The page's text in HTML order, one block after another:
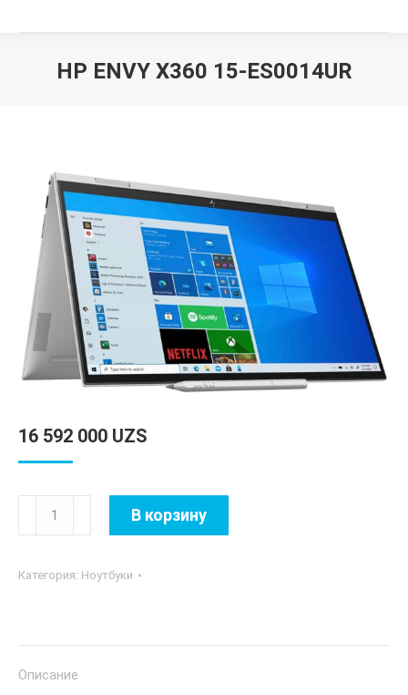
HP ENVY X360 15-ES0014UR
16 592 000 UZS
Количество
товара
Envy
В корзину
Категория: Ноутбуки
Описание